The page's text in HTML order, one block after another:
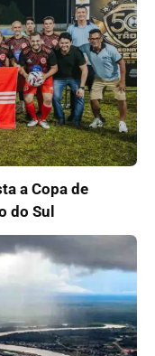
a Copa de
do Sul